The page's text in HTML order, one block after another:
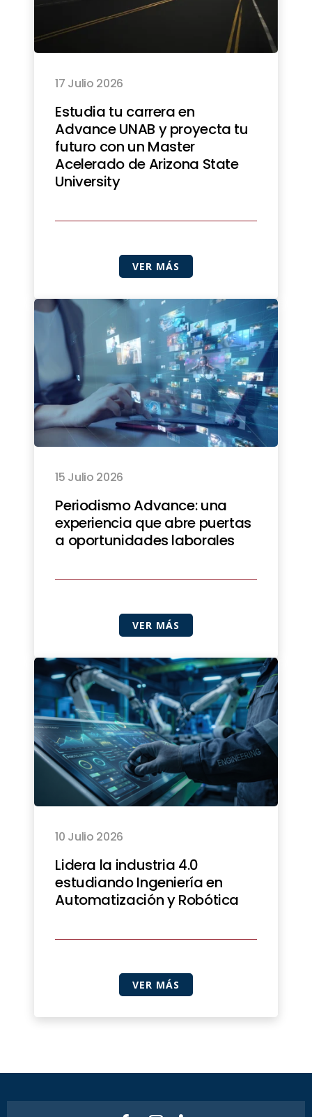
17 Julio 2026
Estudia tu carrera en
Advance UNAB y proyecta tu
futuro con un Master
Acelerado de Arizona State
University
VER MÁS
15 Julio 2026
Periodismo Advance: una
experiencia que abre puertas
a oportunidades laborales
VER MÁS
10 Julio 2026
Lidera la industria 4.0
estudiando Ingeniería en
Automatización y Robótica
VER MÁS